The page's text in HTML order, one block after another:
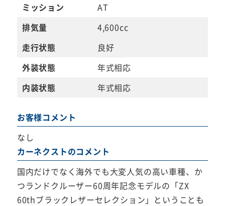
ミッション
AT
排気量
4,600cc
走行状態
良好
外装状態
年式相応
内装状態
年式相応
お客様コメント
なし
カーネクストのコメント
国内だけでなく海外でも大変人気の高い車種、か
つランドクルーザー60周年記念モデルの「ZX
60thブラックレザーセレクション」ということも